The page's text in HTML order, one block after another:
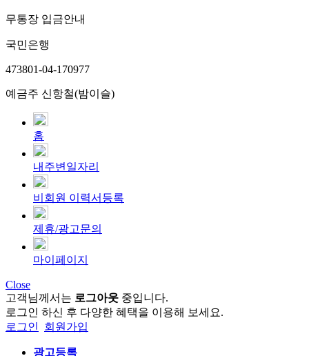
무통장 입금안내
국민은행
473801-04-170977
예금주 신항철(밤이슬)
홈
내주변일자리
비회원 이력서등록
제휴/광고문의
마이페이지
Close
고객님께서는 로그아웃 중입니다.
로그인 하신 후 다양한 혜택을 이용해 보세요.
로그인
회원가입
광고등록